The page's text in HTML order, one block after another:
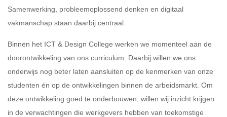
Samenwerking, probleemoplossend denken en digitaal
vakmanschap staan daarbij centraal.
Binnen het ICT & Design College werken we momenteel aan de
doorontwikkeling van ons curriculum. Daarbij willen we ons
onderwijs nog beter laten aansluiten op de kenmerken van onze
studenten én op de ontwikkelingen binnen de arbeidsmarkt. Om
deze ontwikkeling goed te onderbouwen, willen wij inzicht krijgen
in de verwachtingen die werkgevers hebben van toekomstige